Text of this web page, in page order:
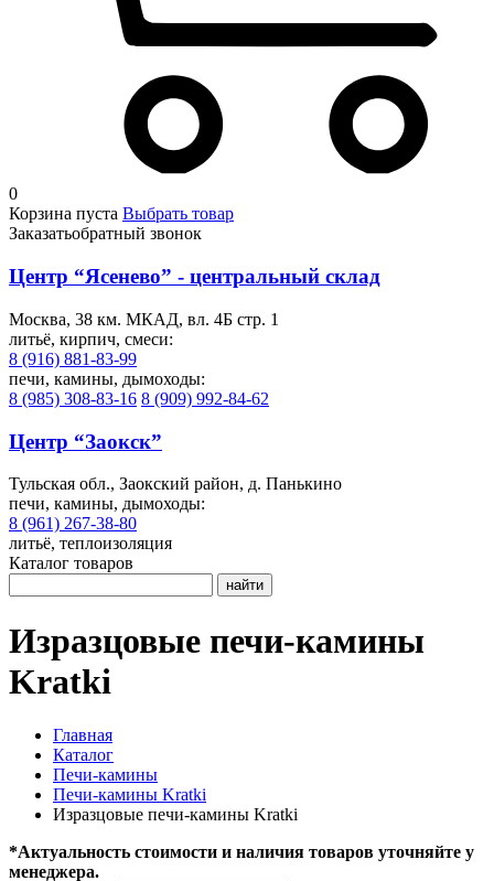
0
Корзина пуста Выбрать товар
Заказатьобратный звонок
Центр “Ясенево” - центральный склад
Москва, 38 км. МКАД, вл. 4Б стр. 1
литьё, кирпич, смеси:
8 (916) 881-83-99
печи, камины, дымоходы:
8 (985) 308-83-16 8 (909) 992-84-62
Центр “Заокск”
Тульская обл., Заокский район, д. Панькино
печи, камины, дымоходы:
8 (961) 267-38-80
литьё, теплоизоляция
Каталог товаров
найти
Изразцовые печи-камины
Kratki
Главная
Каталог
Печи-камины
Печи-камины Kratki
Изразцовые печи-камины Kratki
*Актуальность стоимости и наличия товаров уточняйте у
менеджера.